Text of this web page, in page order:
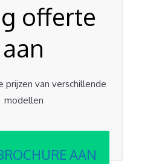
offerte
aan
prijzen van verschillende
modellen
AAN